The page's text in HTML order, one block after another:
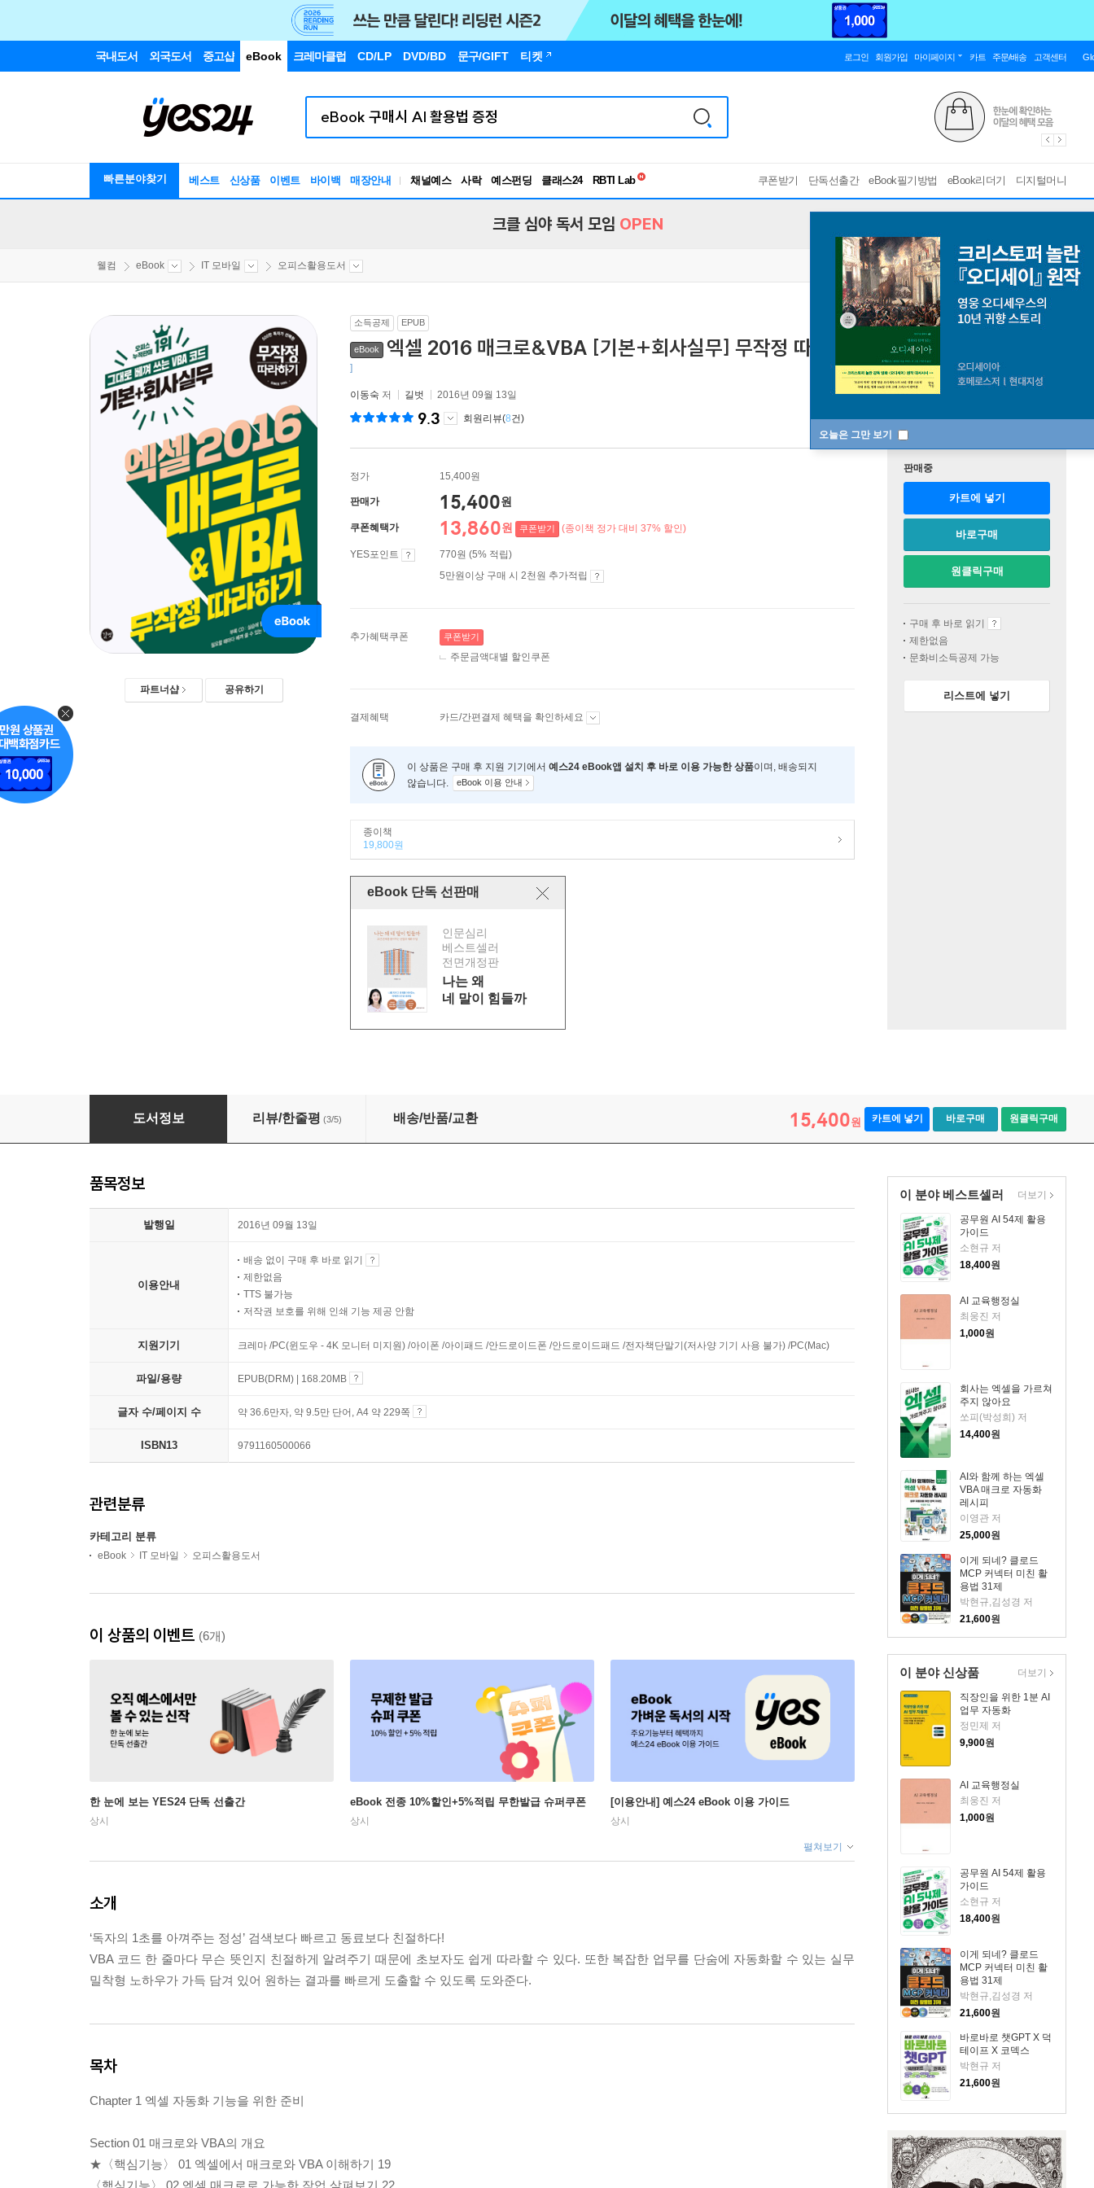
국내도서 외국도서 중고샵 eBook 크레마클럽 CD/LP DVD/BD 문구/GIFT 티켓 로그인 회원가입 마이페이지 카트 주문/배송 고객센터
빠른분야찾기 베스트 신상품 이벤트 바이백 매장안내 채널예스 사락 예스펀딩 클래스24
독서유형검사
쿠폰받기 단독선출간 eBook필기방법 eBook리더기 디지털머니
오늘은 그만 보기
크클 심야 독서 모임 OPEN
웰컴 eBook IT 모바일 오피스활용도서
파트너샵 공유하기
소득공제 EPUB
eBook 엑셀 2016 매크로&VBA [기본+회사실무] 무작정 따라하기 그대로 베껴 쓰는 VBA 코드
]
이동숙 저 길벗 2016년 09월 13일
9.3 회원리뷰(8건)
정가 15,400원
판매가 15,400원
쿠폰혜택가 13,860원 쿠폰받기 (종이책 정가 대비 37% 할인)
YES포인트
770원 (5% 적립)
5만원이상 구매 시 2천원 추가적립
추가혜택쿠폰 쿠폰받기
주문금액대별 할인쿠폰
결제혜택 카드/간편결제 혜택을 확인하세요
이 상품은 구매 후 지원 기기에서 예스24 eBook앱 설치 후 바로 이용 가능한 상품이며, 배송되지
않습니다.
eBook 이용 안내
종이책
19,800원
eBook 단독 선판매
인문심리
베스트셀러
전면개정판
나는 왜
네 말이 힘들까
판매중
카트에 넣기
바로구매
원클릭구매
구매 후 바로 읽기
제한없음
문화비소득공제 가능
리스트에 넣기
엑셀 2016 매크로&VBA [기본+회사실무] 무작정 따라하기
도서정보 리뷰/한줄평 (3/5) 배송/반품/교환 15,400원 카트에 넣기 바로구매 원클릭구매
이 분야 베스트셀러
공무원 AI 54제 활용
가이드
소현규 저
18,400원
AI 교육행정실
최웅진 저
1,000원
회사는 엑셀을 가르쳐
주지 않아요
쏘피(박성희) 저
14,400원
AI와 함께 하는 엑셀
VBA 매크로 자동화
레시피
이영관 저
25,000원
이게 되네? 클로드
MCP 커넥터 미친 활
용법 31제
박현규,김성경 저
21,600원
더보기
이 분야 신상품
직장인을 위한 1분 AI
업무 자동화
정민제 저
9,900원
AI 교육행정실
최웅진 저
1,000원
공무원 AI 54제 활용
가이드
소현규 저
18,400원
이게 되네? 클로드
MCP 커넥터 미친 활
용법 31제
박현규,김성경 저
21,600원
바로바로 챗GPT X 덕
테이프 X 코덱스
박현규 저
21,600원
더보기
품목정보
발행일 2016년 09월 13일
이용안내
배송 없이 구매 후 바로 읽기
제한없음
TTS 불가능
저작권 보호를 위해 인쇄 기능 제공 안함
지원기기 크레마 /PC(윈도우 - 4K 모니터 미지원) /아이폰 /아이패드 /안드로이드폰 /안드로이드패드 /전자책단말기(저사양 기기 사용 불가) /PC(Mac)
파일/용량 EPUB(DRM) | 168.20MB
글자 수/페이지 수 약 36.6만자, 약 9.5만 단어, A4 약 229쪽
ISBN13 9791160500066
관련분류
카테고리 분류
eBook IT 모바일 오피스활용도서
이 상품의 이벤트 (6개)
한 눈에 보는 YES24 단독 선출간
상시
eBook 전종 10%할인+5%적립 무한발급 슈퍼쿠폰
상시
[이용안내] 예스24 eBook 이용 가이드
상시
펼쳐보기
소개
‘독자의 1초를 아껴주는 정성’ 검색보다 빠르고 동료보다 친절하다!
VBA 코드 한 줄마다 무슨 뜻인지 친절하게 알려주기 때문에 초보자도 쉽게 따라할 수 있다. 또한 복잡한 업무를 단숨에 자동화할 수 있는 실무
밀착형 노하우가 가득 담겨 있어 원하는 결과를 빠르게 도출할 수 있도록 도와준다.
목차
Chapter 1 엑셀 자동화 기능을 위한 준비
Section 01 매크로와 VBA의 개요
★〈핵심기능〉 01 엑셀에서 매크로와 VBA 이해하기 19
〈핵심기능〉 02 엑셀 매크로로 가능한 작업 살펴보기 22